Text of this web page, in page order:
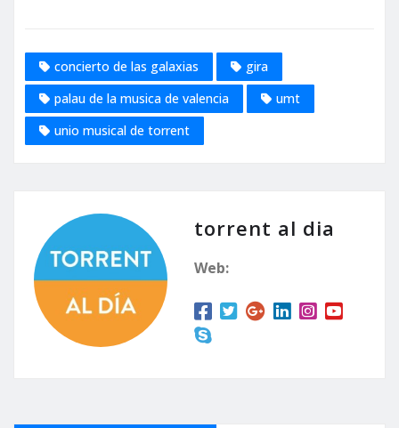
concierto de las galaxias
gira
palau de la musica de valencia
umt
unio musical de torrent
torrent al dia
Web: